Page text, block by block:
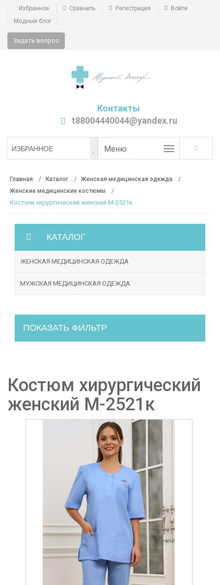
Избранное Сравнить Регистрация
Войти
Модный блог
Задать вопрос
Контакты
t88004440044@yandex.ru
ИЗБРАННОЕ Меню
Главная Каталог
Женская медицинская одежда
Женские медицинские костюмы
Костюм хирургический женский М-2521к
КАТАЛОГ
ЖЕНСКАЯ МЕДИЦИНСКАЯ ОДЕЖДА
МУЖСКАЯ МЕДИЦИНСКАЯ ОДЕЖДА
ПОКАЗАТЬ ФИЛЬТР
Костюм хирургический
женский М-2521к